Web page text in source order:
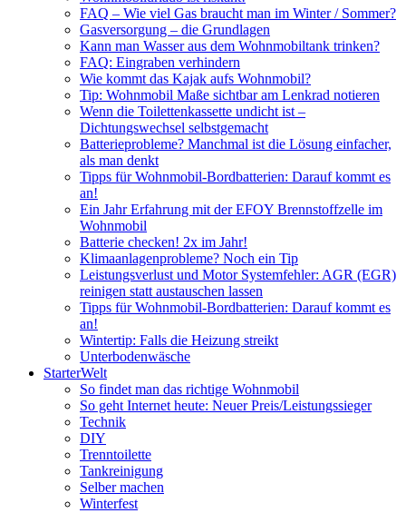
FAQ – Wie viel Gas braucht man im Winter / Sommer?
Gasversorgung – die Grundlagen
Kann man Wasser aus dem Wohnmobiltank trinken?
FAQ: Eingraben verhindern
Wie kommt das Kajak aufs Wohnmobil?
Tip: Wohnmobil Maße sichtbar am Lenkrad notieren
Wenn die Toilettenkassette undicht ist –
Dichtungswechsel selbstgemacht
Batterieprobleme? Manchmal ist die Lösung einfacher,
als man denkt
Tipps für Wohnmobil-Bordbatterien: Darauf kommt es
an!
Ein Jahr Erfahrung mit der EFOY Brennstoffzelle im
Wohnmobil
Batterie checken! 2x im Jahr!
Klimaanlagenprobleme? Noch ein Tip
Leistungsverlust und Motor Systemfehler: AGR (EGR)
reinigen statt austauschen lassen
Tipps für Wohnmobil-Bordbatterien: Darauf kommt es
an!
Wintertip: Falls die Heizung streikt
Unterbodenwäsche
StarterWelt
So findet man das richtige Wohnmobil
So geht Internet heute: Neuer Preis/Leistungssieger
Technik
DIY
Trenntoilette
Tankreinigung
Selber machen
Winterfest